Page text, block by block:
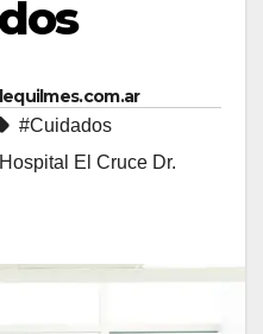
#Cuidados
El Cruce Dr.